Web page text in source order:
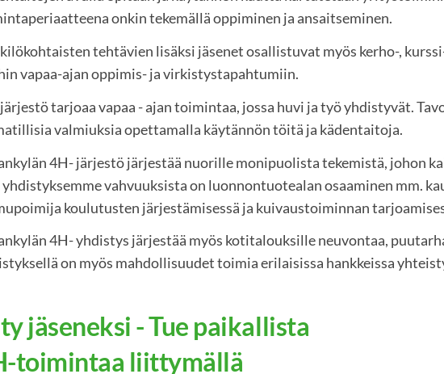
onkin tekemällä oppiminen ja ansaitseminen.
tehtävien lisäksi jäsenet osallistuvat myös kerho-,
vapaa-ajan oppimis- ja virkistystapahtumiin.
tarjoaa vapaa - ajan toimintaa, jossa huvi ja työ yhdistyvät.
valmiuksia opettamalla käytännön töitä ja kädentaitoja.
4H- järjestö järjestää nuorille monipuolista tekemistä, johon
yhdistyksemme vahvuuksista on luonnontuotealan osaaminen mm.
koulutusten järjestämisessä ja kuivaustoiminnan
4H- yhdistys järjestää myös kotitalouksille neuvontaa,
on myös mahdollisuudet toimia erilaisissa hankkeissa
jäseneksi - Tue paikallista
toimintaa liittymällä